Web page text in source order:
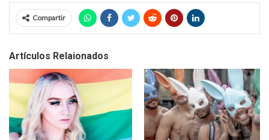
Compartir
Artículos Relaionados